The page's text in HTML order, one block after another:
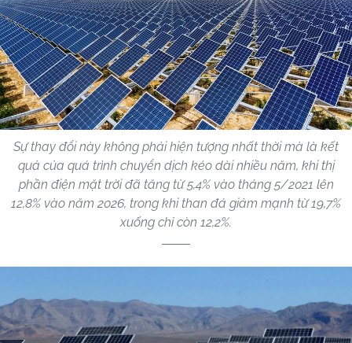
Sự thay đổi này không phải hiện tượng nhất thời mà là kết
quả của quá trình chuyển dịch kéo dài nhiều năm, khi thị
phần điện mặt trời đã tăng từ 5,4% vào tháng 5/2021 lên
12,8% vào năm 2026, trong khi than đá giảm mạnh từ 19,7%
xuống chỉ còn 12,2%.